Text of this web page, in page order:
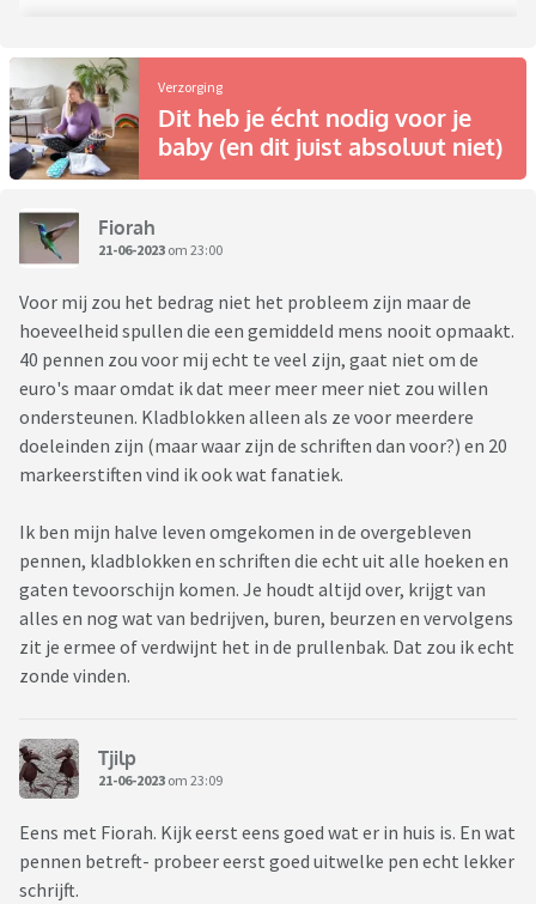
Verzorging
Dit heb je écht nodig voor je
baby (en dit juist absoluut niet)
Fiorah
21-06-2023 om 23:00
Voor mij zou het bedrag niet het probleem zijn maar de
hoeveelheid spullen die een gemiddeld mens nooit opmaakt.
40 pennen zou voor mij echt te veel zijn, gaat niet om de
euro's maar omdat ik dat meer meer meer niet zou willen
ondersteunen. Kladblokken alleen als ze voor meerdere
doeleinden zijn (maar waar zijn de schriften dan voor?) en 20
markeerstiften vind ik ook wat fanatiek.
Ik ben mijn halve leven omgekomen in de overgebleven
pennen, kladblokken en schriften die echt uit alle hoeken en
gaten tevoorschijn komen. Je houdt altijd over, krijgt van
alles en nog wat van bedrijven, buren, beurzen en vervolgens
zit je ermee of verdwijnt het in de prullenbak. Dat zou ik echt
zonde vinden.
Tjilp
21-06-2023 om 23:09
Eens met Fiorah. Kijk eerst eens goed wat er in huis is. En wat
pennen betreft- probeer eerst goed uitwelke pen echt lekker
schrijft.